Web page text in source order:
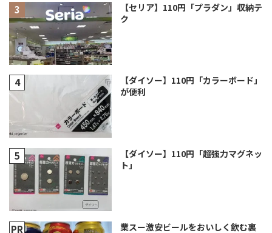
【セリア】110円「プラダン」収納テ
ク
【ダイソー】110円「カラーボード」
が便利
【ダイソー】110円「超強力マグネッ
ト」
業スー激安ビールをおいしく飲む裏